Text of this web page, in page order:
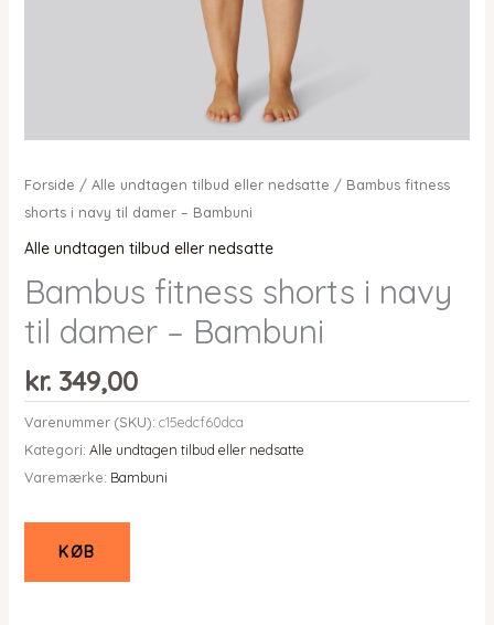
Forside / Alle undtagen tilbud eller nedsatte / Bambus fitness
shorts i navy til damer – Bambuni
Alle undtagen tilbud eller nedsatte
Bambus fitness shorts i navy
til damer – Bambuni
kr.349,00
Varenummer (SKU): c15edcf60dca
Kategori: Alle undtagen tilbud eller nedsatte
Varemærke: Bambuni
KØB